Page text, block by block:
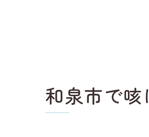
和泉市で